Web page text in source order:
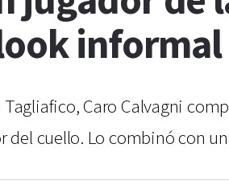
informal
Caro Calvagni
del cuello. Lo combinó con